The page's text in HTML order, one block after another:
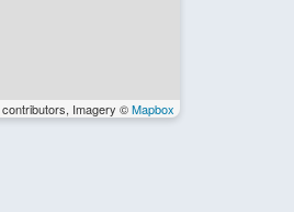
contributors, Imagery ©Mapbox